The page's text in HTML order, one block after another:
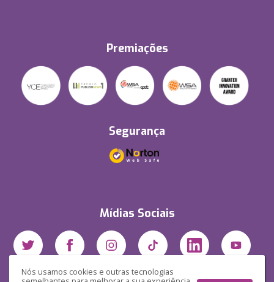
Nós usamos cookies e outras tecnologias
Premiações
Segurança
Mídias Sociais